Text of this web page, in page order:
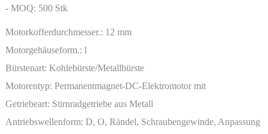
- MOQ: 500 Stk
Motorkofferdurchmesser.: 12 mm
Motorgehäuseform.: l
Bürstenart: Kohlebürste/Metallbürste
Motorentyp: Permanentmagnet-DC-Elektromotor mit
Miniaturgetriebe
Getriebeart: Stirnradgetriebe aus Metall
Antriebswellenform: D, O, Rändel, Schraubengewinde, Anpassung